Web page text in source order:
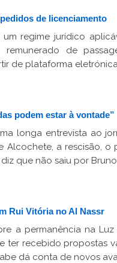
de licenciamento
um regime jurídico
de
de plataforma eletrónica
podem estar à vontade”
longa entrevista ao
Alcochete, a rescisão, o
que não saiu por
Rui Vitória no Al Nassr
a permanência na
ter recebido propostas
dá conta de novos